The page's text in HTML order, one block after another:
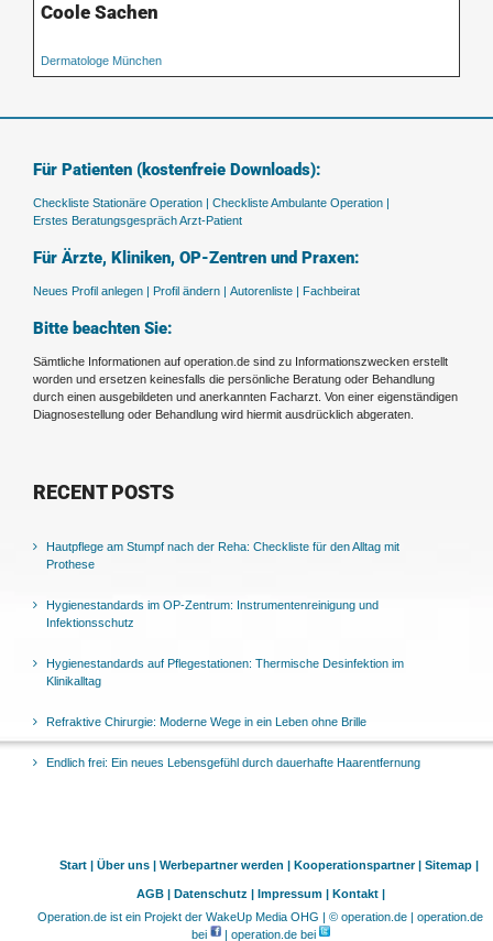
Coole Sachen
Dermatologe München
Für Patienten (kostenfreie Downloads):
Checkliste Stationäre Operation | Checkliste Ambulante Operation |
Erstes Beratungsgespräch Arzt-Patient
Für Ärzte, Kliniken, OP-Zentren und Praxen:
Neues Profil anlegen | Profil ändern | Autorenliste | Fachbeirat
Bitte beachten Sie:
Sämtliche Informationen auf operation.de sind zu Informationszwecken erstellt
worden und ersetzen keinesfalls die persönliche Beratung oder Behandlung
durch einen ausgebildeten und anerkannten Facharzt. Von einer eigenständigen
Diagnosestellung oder Behandlung wird hiermit ausdrücklich abgeraten.
RECENT POSTS
Hautpflege am Stumpf nach der Reha: Checkliste für den Alltag mit
Prothese
Hygienestandards im OP-Zentrum: Instrumentenreinigung und
Infektionsschutz
Hygienestandards auf Pflegestationen: Thermische Desinfektion im
Klinikalltag
Refraktive Chirurgie: Moderne Wege in ein Leben ohne Brille
Endlich frei: Ein neues Lebensgefühl durch dauerhafte Haarentfernung
Start | Über uns | Werbepartner werden | Kooperationspartner | Sitemap |
AGB | Datenschutz | Impressum | Kontakt |
Operation.de ist ein Projekt der WakeUp Media OHG | © operation.de | operation.de
bei
| operation.de bei